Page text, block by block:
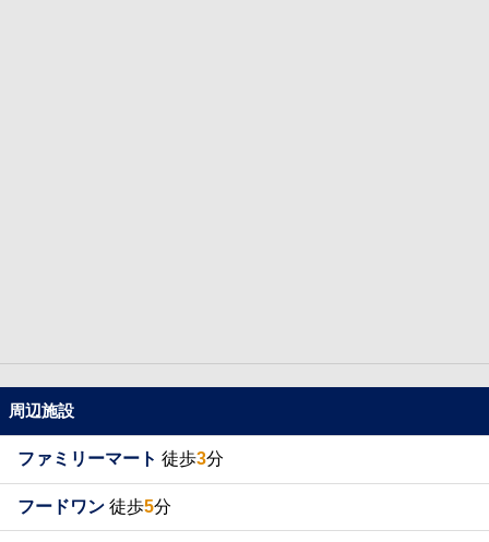
周辺施設
ファミリーマート 徒歩3分
フードワン 徒歩5分